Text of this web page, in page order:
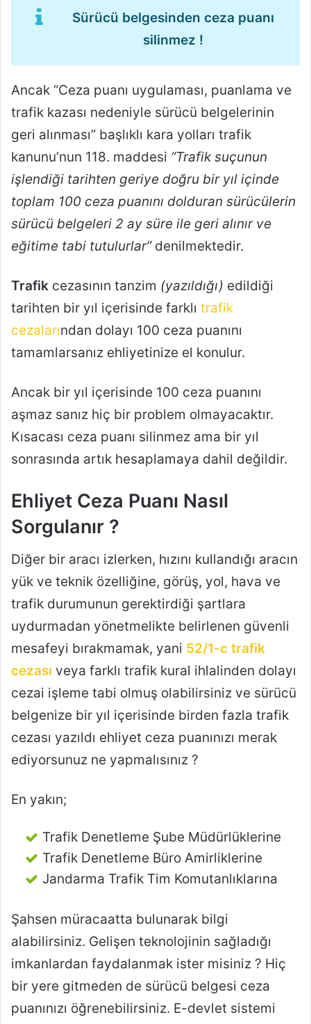
Sürücü belgesinden ceza puanı
silinmez !
Ancak “Ceza puanı uygulaması, puanlama ve
trafik kazası nedeniyle sürücü belgelerinin
geri alınması” başlıklı kara yolları trafik
kanunu’nun 118. maddesi “Trafik suçunun
işlendiği tarihten geriye doğru bir yıl içinde
toplam 100 ceza puanını dolduran sürücülerin
sürücü belgeleri 2 ay süre ile geri alınır ve
eğitime tabi tutulurlar”denilmektedir.
Trafik cezasının tanzim (yazıldığı) edildiği
tarihten bir yıl içerisinde farklı trafik
cezalarından dolayı 100 ceza puanını
tamamlarsanız ehliyetinize el konulur.
Ancak bir yıl içerisinde 100 ceza puanını
aşmaz sanız hiç bir problem olmayacaktır.
Kısacası ceza puanı silinmez ama bir yıl
sonrasında artık hesaplamaya dahil değildir.
Ehliyet Ceza Puanı Nasıl
Sorgulanır ?
Diğer bir aracı izlerken, hızını kullandığı aracın
yük ve teknik özelliğine, görüş, yol, hava ve
trafik durumunun gerektirdiği şartlara
uydurmadan yönetmelikte belirlenen güvenli
mesafeyi bırakmamak, yani 52/1-c trafik
cezası veya farklı trafik kural ihlalinden dolayı
cezai işleme tabi olmuş olabilirsiniz ve sürücü
belgenize bir yıl içerisinde birden fazla trafik
cezası yazıldı ehliyet ceza puanınızı merak
ediyorsunuz ne yapmalısınız ?
En yakın;
Trafik Denetleme Şube Müdürlüklerine
Trafik Denetleme Büro Amirliklerine
Jandarma Trafik Tim Komutanlıklarına
Şahsen müracaatta bulunarak bilgi
alabilirsiniz. Gelişen teknolojinin sağladığı
imkanlardan faydalanmak ister misiniz ? Hiç
bir yere gitmeden de sürücü belgesi ceza
puanınızı öğrenebilirsiniz. E-devlet sistemi